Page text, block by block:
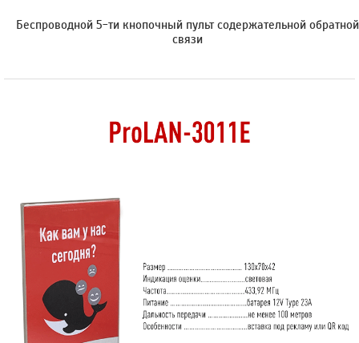
Беспроводной 5-ти кнопочный пульт содержательной обратной
связи